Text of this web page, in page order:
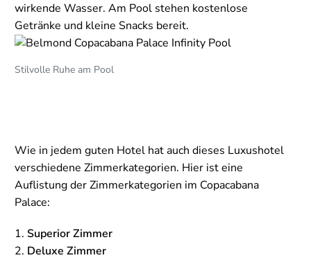
wirkende Wasser. Am Pool stehen kostenlose
Getränke und kleine Snacks bereit.
Stilvolle Ruhe am Pool
Wie in jedem guten Hotel hat auch dieses Luxushotel
verschiedene Zimmerkategorien. Hier ist eine
Auflistung der Zimmerkategorien im Copacabana
Palace:
Superior Zimmer
Deluxe Zimmer